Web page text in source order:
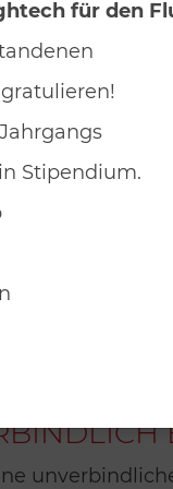
für den
Stipendium.